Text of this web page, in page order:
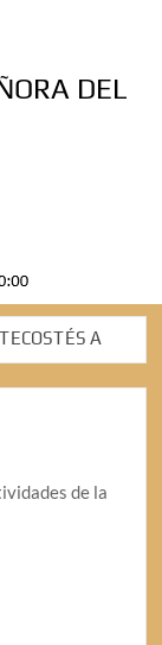
DEL
A
de la